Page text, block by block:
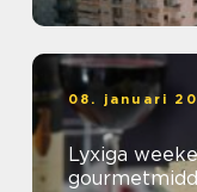
08. januari
Lyxiga